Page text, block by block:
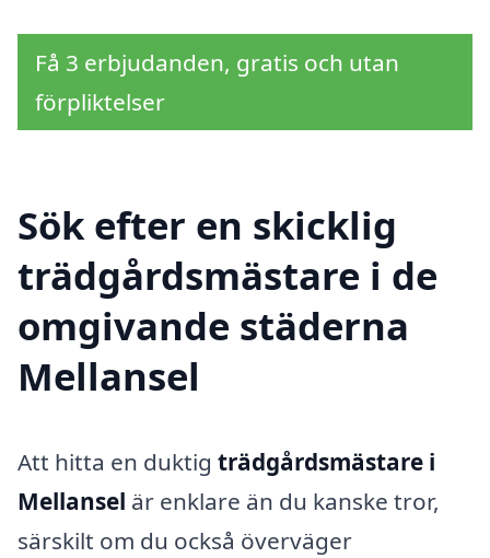
Få 3 erbjudanden, gratis och utan
förpliktelser
Sök efter en skicklig
trädgårdsmästare i de
omgivande städerna
Mellansel
Att hitta en duktig trädgårdsmästare i
Mellansel är enklare än du kanske tror,
särskilt om du också överväger